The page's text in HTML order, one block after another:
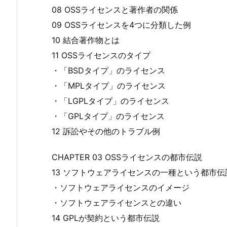
08 OSSライセンスと著作者の関係
09 OSSライセンスを4つに分類した例
10 結合著作物とは
11 OSSライセンスのタイプ
・「BSDタイプ」のライセンス
・「MPLタイプ」のライセンス
・「LGPLタイプ」のライセンス
・「GPLタイプ」のライセンス
12 訴訟やその他のトラブル例
CHAPTER 03 OSSライセンスの都市伝説
13 ソフトウェアライセンスの一種という都市伝
・ソフトウェアライセンスのイメージ
・ソフトウェアライセンスとの違い
14 GPLが契約という都市伝説